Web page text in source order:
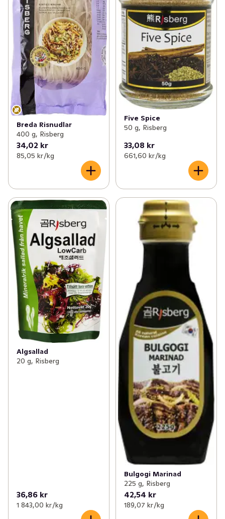
Breda Risnudlar
400 g, Risberg
34,02 kr
85,05 kr /kg
Five Spice
50 g, Risberg
33,08 kr
661,60 kr /kg
Algsallad
20 g, Risberg
36,86 kr
1 843,00 kr /kg
Bulgogi Marinad
225 g, Risberg
42,54 kr
189,07 kr /kg